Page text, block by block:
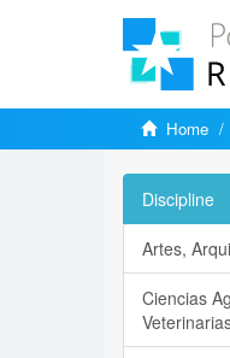
Home
Discipline
Artes,
Ciencias